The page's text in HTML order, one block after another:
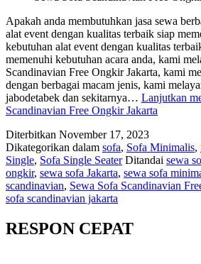
Apakah anda membutuhkan jasa sewa
alat event dengan kualitas terbaik siap
kebutuhan alat event dengan kualitas
memenuhi kebutuhan acara anda, kami
Scandinavian Free Ongkir Jakarta, kami
dengan berbagai macam jenis, kami
jabodetabek dan sekitarnya… Lanjutkan
Scandinavian Free Ongkir Jakarta
Diterbitkan November 17, 2023
Dikategorikan dalam sofa, Sofa Minimalis,
Single, Sofa Single Seater Ditandai sewa
ongkir, sewa sofa Jakarta, sewa sofa
scandinavian, Sewa Sofa Scandinavian
sofa scandinavian jakarta
RESPON CEPAT